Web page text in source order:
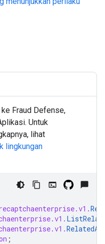
Fraud Defense,
Untuk
lihat
lingkungan
;